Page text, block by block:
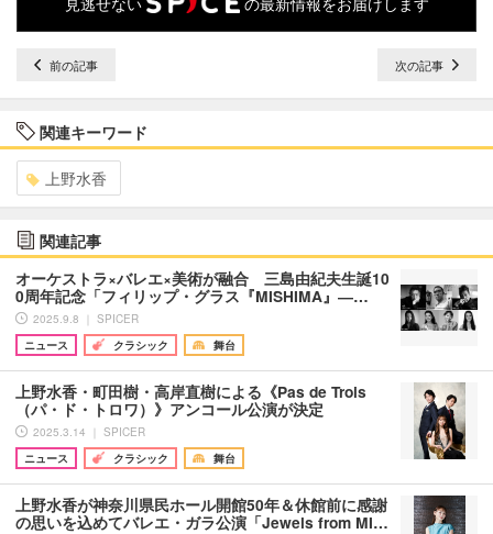
前の記事 次の記事
関連キーワード
上野水香
関連記事
オーケストラ×バレエ×美術が融合 三島由紀夫生誕10
0周年記念「フィリップ・グラス『MISHIMA』―…
2025.9.8 ｜ SPICER
ニュース
クラシック 舞台
上野水香・町田樹・高岸直樹による《Pas de Trois
（パ・ド・トロワ）》アンコール公演が決定
2025.3.14 ｜ SPICER
ニュース
クラシック 舞台
上野水香が神奈川県民ホール開館50年＆休館前に感謝
の思いを込めてバレエ・ガラ公演「Jewels from MI…